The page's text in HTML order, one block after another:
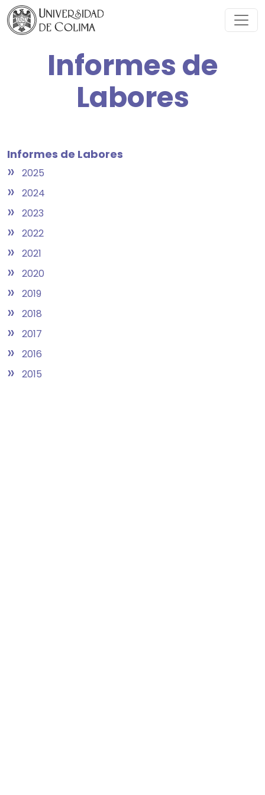
Informes de
Labores
Informes de Labores
» 2025
» 2024
» 2023
» 2022
» 2021
» 2020
» 2019
» 2018
» 2017
» 2016
» 2015